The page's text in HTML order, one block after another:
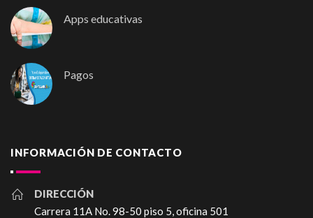
Apps educativas
Pagos
INFORMACIÓN DE CONTACTO
DIRECCIÓN
Carrera 11A No. 98-50 piso 5, oficina 501